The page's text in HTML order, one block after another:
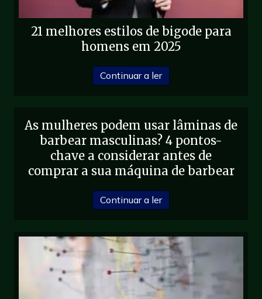
21 melhores estilos de bigode para
homens em 2025
Continuar a ler
As mulheres podem usar lâminas de
barbear masculinas? 4 pontos-
chave a considerar antes de
comprar a sua máquina de barbear
Continuar a ler